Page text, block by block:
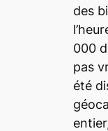
des
000
pas
été